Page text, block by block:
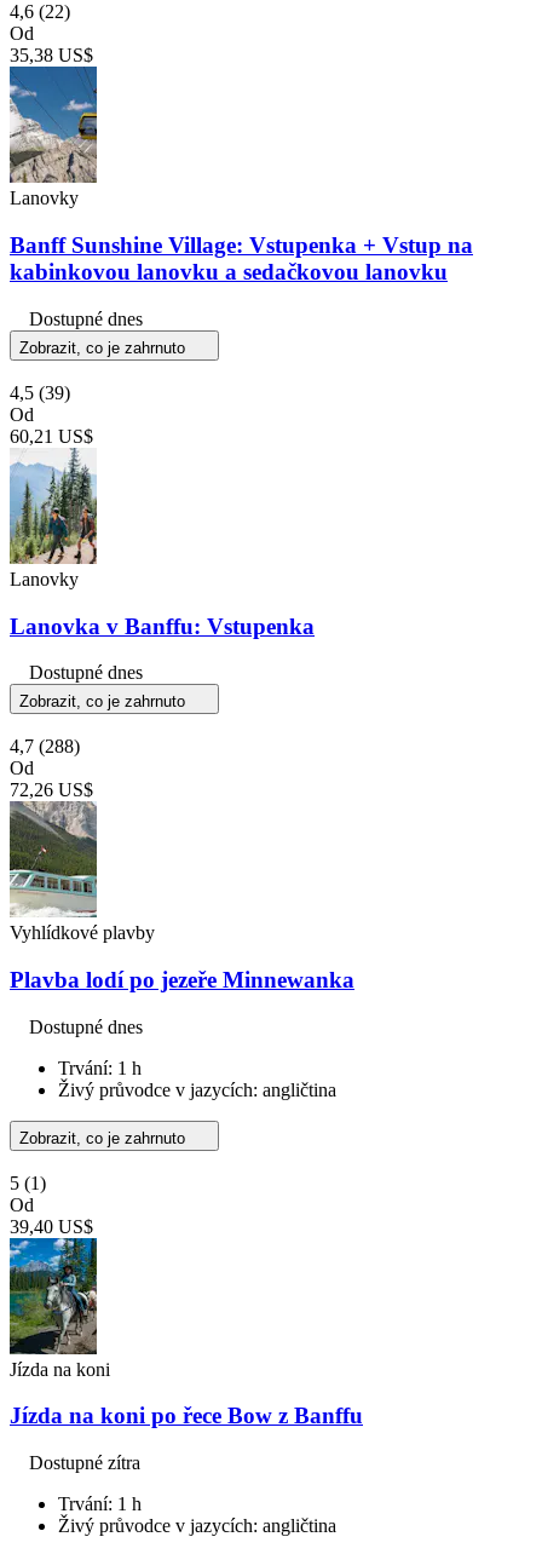
4,6 (22)
Od
35,38 US$
Lanovky
Banff Sunshine Village: Vstupenka + Vstup na
kabinkovou lanovku a sedačkovou lanovku
Dostupné dnes
Zobrazit, co je zahrnuto
4,5 (39)
Od
60,21 US$
Lanovky
Lanovka v Banffu: Vstupenka
Dostupné dnes
Zobrazit, co je zahrnuto
4,7 (288)
Od
72,26 US$
Vyhlídkové plavby
Plavba lodí po jezeře Minnewanka
Dostupné dnes
Trvání: 1 h
Živý průvodce v jazycích: angličtina
Zobrazit, co je zahrnuto
5 (1)
Od
39,40 US$
Jízda na koni
Jízda na koni po řece Bow z Banffu
Dostupné zítra
Trvání: 1 h
Živý průvodce v jazycích: angličtina